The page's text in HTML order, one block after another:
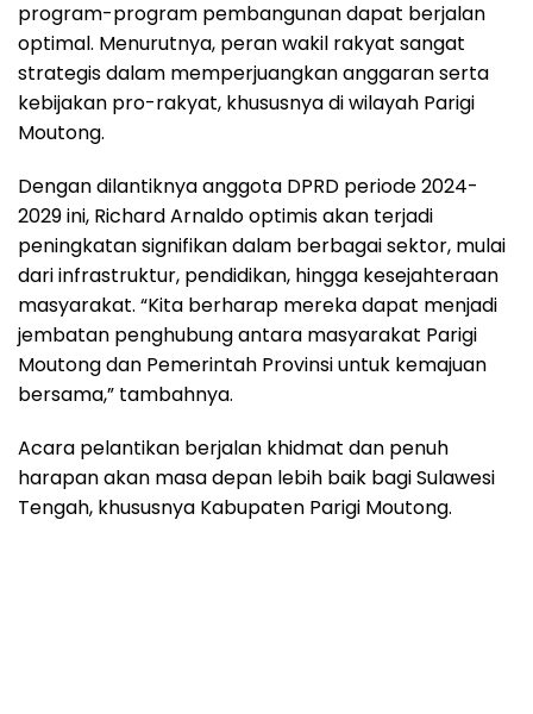
program-program pembangunan dapat berjalan
optimal. Menurutnya, peran wakil rakyat sangat
strategis dalam memperjuangkan anggaran serta
kebijakan pro-rakyat, khususnya di wilayah Parigi
Moutong.
Dengan dilantiknya anggota DPRD periode 2024-
2029 ini, Richard Arnaldo optimis akan terjadi
peningkatan signifikan dalam berbagai sektor, mulai
dari infrastruktur, pendidikan, hingga kesejahteraan
masyarakat. “Kita berharap mereka dapat menjadi
jembatan penghubung antara masyarakat Parigi
Moutong dan Pemerintah Provinsi untuk kemajuan
bersama,” tambahnya.
Acara pelantikan berjalan khidmat dan penuh
harapan akan masa depan lebih baik bagi Sulawesi
Tengah, khususnya Kabupaten Parigi Moutong.